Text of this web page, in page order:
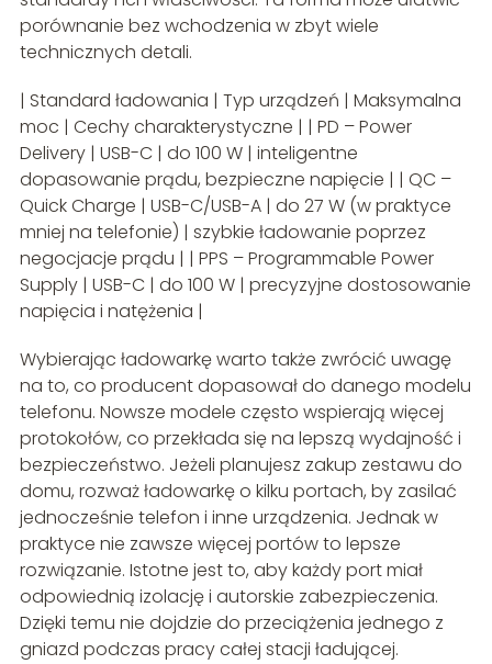
porównanie bez wchodzenia w zbyt wiele
technicznych detali.
| Standard ładowania | Typ urządzeń | Maksymalna
moc | Cechy charakterystyczne | | PD – Power
Delivery | USB-C | do 100 W | inteligentne
dopasowanie prądu, bezpieczne napięcie | | QC –
Quick Charge | USB-C/USB-A | do 27 W (w praktyce
mniej na telefonie) | szybkie ładowanie poprzez
negocjacje prądu | | PPS – Programmable Power
Supply | USB-C | do 100 W | precyzyjne dostosowanie
napięcia i natężenia |
Wybierając ładowarkę warto także zwrócić uwagę
na to, co producent dopasował do danego modelu
telefonu. Nowsze modele często wspierają więcej
protokołów, co przekłada się na lepszą wydajność i
bezpieczeństwo. Jeżeli planujesz zakup zestawu do
domu, rozważ ładowarkę o kilku portach, by zasilać
jednocześnie telefon i inne urządzenia. Jednak w
praktyce nie zawsze więcej portów to lepsze
rozwiązanie. Istotne jest to, aby każdy port miał
odpowiednią izolację i autorskie zabezpieczenia.
Dzięki temu nie dojdzie do przeciążenia jednego z
gniazd podczas pracy całej stacji ładującej.